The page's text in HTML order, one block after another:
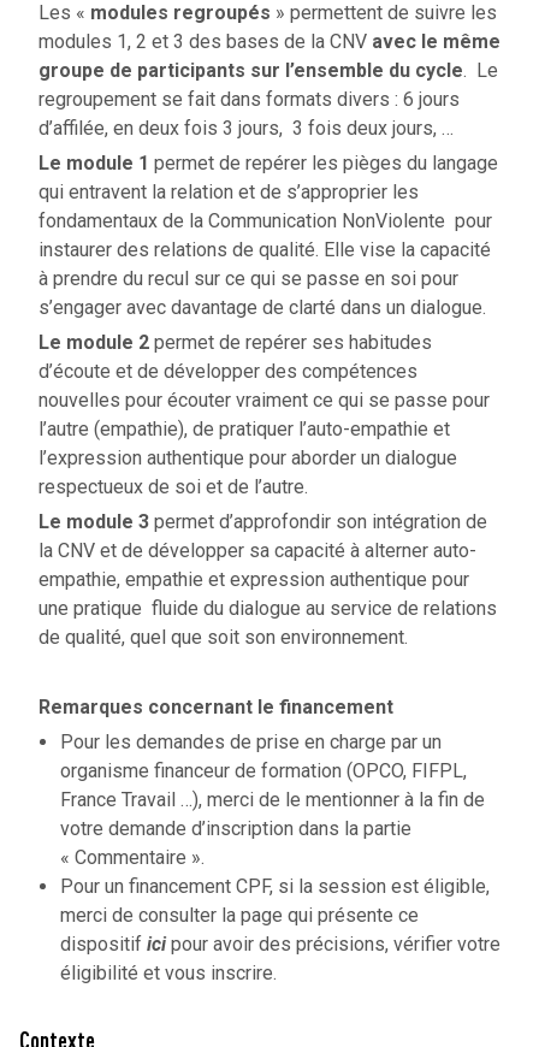
Contexte
Les « modules regroupés » permettent de suivre les
modules 1, 2 et 3 des bases de la CNV avec le même
groupe de participants sur l’ensemble du cycle. Le
regroupement se fait dans formats divers : 6 jours
d’affilée, en deux fois 3 jours, 3 fois deux jours, …
Le module 1 permet de repérer les pièges du langage
qui entravent la relation et de s’approprier les
fondamentaux de la Communication NonViolente pour
instaurer des relations de qualité. Elle vise la capacité
à prendre du recul sur ce qui se passe en soi pour
s’engager avec davantage de clarté dans un dialogue.
Le module 2 permet de repérer ses habitudes
d’écoute et de développer des compétences
nouvelles pour écouter vraiment ce qui se passe pour
l’autre (empathie), de pratiquer l’auto-empathie et
l’expression authentique pour aborder un dialogue
respectueux de soi et de l’autre.
Le module 3 permet d’approfondir son intégration de
la CNV et de développer sa capacité à alterner auto-
empathie, empathie et expression authentique pour
une pratique fluide du dialogue au service de relations
de qualité, quel que soit son environnement.
Remarques concernant le financement
Pour les demandes de prise en charge par un
organisme financeur de formation (OPCO, FIFPL,
France Travail …), merci de le mentionner à la fin de
votre demande d’inscription dans la partie
« Commentaire ».
Pour un financement CPF, si la session est éligible,
merci de consulter la page qui présente ce
dispositif icipour avoir des précisions, vérifier votre
éligibilité et vous inscrire.